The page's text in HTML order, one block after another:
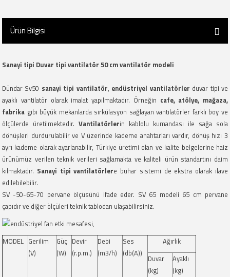
Ürün Bilgisi
Sanayi tipi Duvar tipi vantilatör 50 cm vantilatör modeli
Dündar Sv50 sanayi tipi vantilatör, endüstriyel vantilatörler duvar tipi ve
ayaklı vantilatör olarak imalat yapılmaktadır. Örneğin cafe, atölye, mağaza,
fabrika gibi büyük mekanlarda sirkülasyon sağlayan vantilatörler farklı boy ve
ölçülerde üretilmektedir. Vantilatörlerin kablolu kumandası ile sağa sola
dönüşleri durdurulabilir ve V üzerinde kademe anahtarları vardır, dönüş hızı 3
ayrı kademe olarak ayarlanabilir, Türkiye üretimi olan ve kalite belgelerine haiz
ürünümüz verilen teknik verileri sağlamakta ve kaliteli ürün standartını daim
kılmaktadır. Sanayi tipi vantilatörlere buhar sistemi de ekstra olarak ilave
edilebilebilir.
SV -50-65-70 pervane ölçüsünü ifade eder. SV 65 modeli 65 cm pervane
çapıdır ve diğer ölçüleri teknik tablodan ulaşabilirsiniz.
MODEL Gerilim
(V)
Güç
(W)
Devir
(r.p.m.)
Debi
(m3/h)
Ses
(db(A))
Ağırlık
Duvar
(kg)
Ayaklı
(kg)